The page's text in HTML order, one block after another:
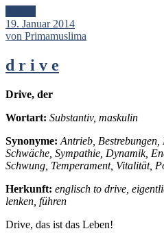
19. Januar 2014
von Primamuslima
d r i v e
Drive, der
Wortart: Substantiv, maskulin
Synonyme: Antrieb, Bestrebungen,
Schwäche, Sympathie, Dynamik,
Schwung, Temperament, Vitalität,
Herkunft: englisch to drive,
lenken, führen
Drive, das ist das Leben!